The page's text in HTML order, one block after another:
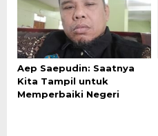
Aep Saepudin: Saatnya
Kita Tampil untuk
Memperbaiki Negeri